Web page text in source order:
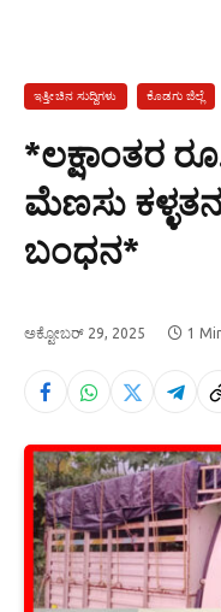
ಇತ್ತೀಚಿನ ಸುದ್ದಿಗಳು ಕೊಡಗು ಜಿಲ್ಲೆ
*ಲಕ್ಷಾಂತರ
ಮೆಣಸು
ಬಂಧನ*
ಅಕ್ಟೋಬರ್ 29, 2025 1